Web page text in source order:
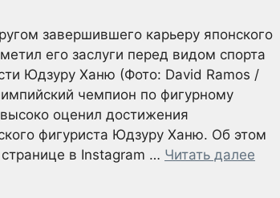
завершившего карьеру японского
его заслуги перед видом спорта
Юдзуру Ханю (Фото: David Ramos /
чемпион по фигурному
оценил достижения
фигуриста Юдзуру Ханю. Об этом
в Instagram … Читать далее